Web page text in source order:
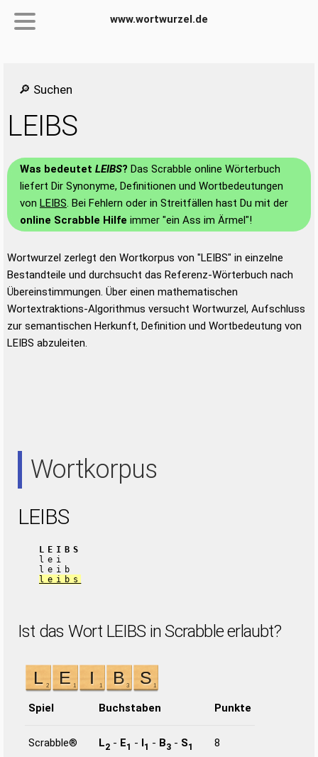
www.wortwurzel.de
🔎 Suchen
LEIBS
Was bedeutet LEIBS? Das Scrabble online Wörterbuch
liefert Dir Synonyme, Definitionen und Wortbedeutungen
von LEIBS. Bei Fehlern oder in Streitfällen hast Du mit der
online Scrabble Hilfe immer "ein Ass im Ärmel"!
Wortwurzel zerlegt den Wortkorpus von "LEIBS" in einzelne
Bestandteile und durchsucht das Referenz-Wörterbuch nach
Übereinstimmungen. Über einen mathematischen
Wortextraktions-Algorithmus versucht Wortwurzel, Aufschluss
zur semantischen Herkunft, Definition und Wortbedeutung von
LEIBS abzuleiten.
Wortkorpus
LEIBS
LEIBS
lei
leib
leibs
Ist das Wort LEIBS in Scrabble erlaubt?
Spiel Buchstaben Punkte
Scrabble® L2 - E1 - I1 - B3 - S1 8